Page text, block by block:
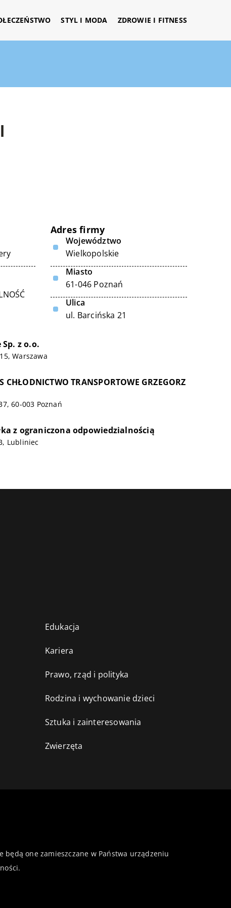
STYL I MODA ZDROWIE I FITNESS
Adres firmy
Województwo
Wielkopolskie
Miasto
61-046 Poznań
Ulica
ul. Barcińska 21
Sp. z o.o.
Warszawa
CHŁODNICTWO TRANSPORTOWE GRZEGORZ
60-003 Poznań
z ograniczona odpowiedzialnością
Lubliniec
Edukacja
Kariera
Prawo, rząd i polityka
Rodzina i wychowanie dzieci
Sztuka i zainteresowania
Zwierzęta
one zamieszczane w Państwa urządzeniu
.